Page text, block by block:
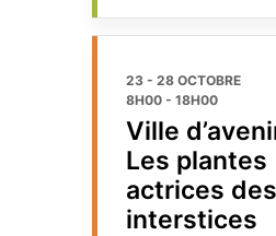
23 - 28 OCTOBRE
8H00 - 18H00
Ville
Les plantes
actrices des
interstices